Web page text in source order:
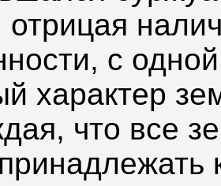
отрицая
с
характер
что все